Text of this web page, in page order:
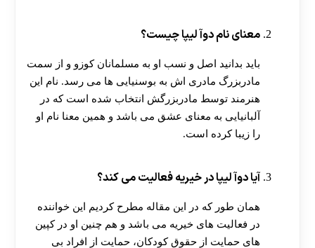
معنای نام دوآ لیپا چیست؟
باید بدانید اصل و نسب او به مسلمانان کوزو و از سمت
مادربزرگ مادری اش به بوسنیایی ها می رسد. نام این
هنرمند توسط مادربزرگش انتخاب شده است که در
آلبانیایی به معنای عشق می باشد و همین معنا نام او
را زیبا کرده است.
آیا دوآ لیپا در خیریه فعالیت می کند؟
همان طور که در این مقاله مطرح کردیم این خواننده
در فعالیت های خیریه می باشد و هم چنین او در کپین
های حمایت از حقوق کودکان، حمایت از افراد بی